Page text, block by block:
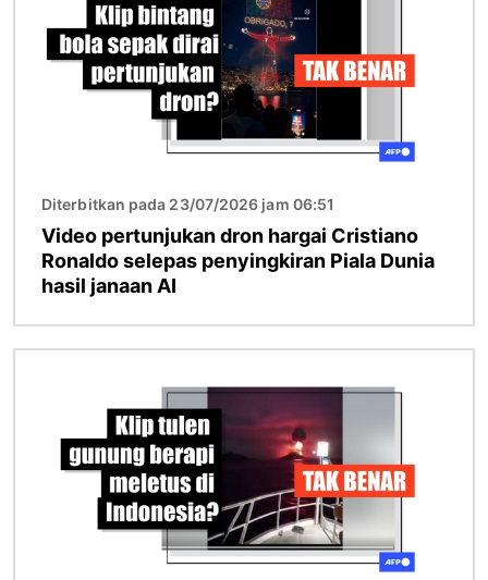
Diterbitkan pada 23/07/2026 jam 06:51
Video pertunjukan dron hargai Cristiano
Ronaldo selepas penyingkiran Piala Dunia
hasil janaan AI